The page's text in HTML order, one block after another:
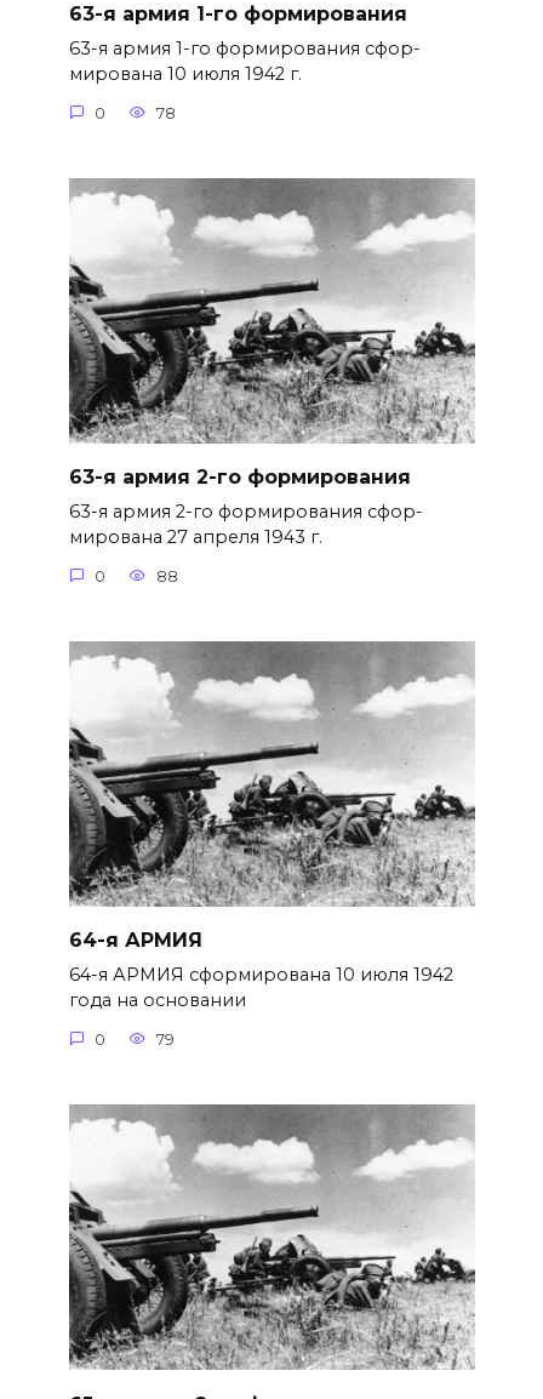
63-я армия 1-го формирования
63-я армия 1-го формирования сфор­
мирована 10 июля 1942 г.
0 78
63-я армия 2-го формирования
63-я армия 2-го формирования сфор­
мирована 27 апреля 1943 г.
0 88
64-я АРМИЯ
64-я АРМИЯ сформирована 10 июля 1942
года на основании
0 79